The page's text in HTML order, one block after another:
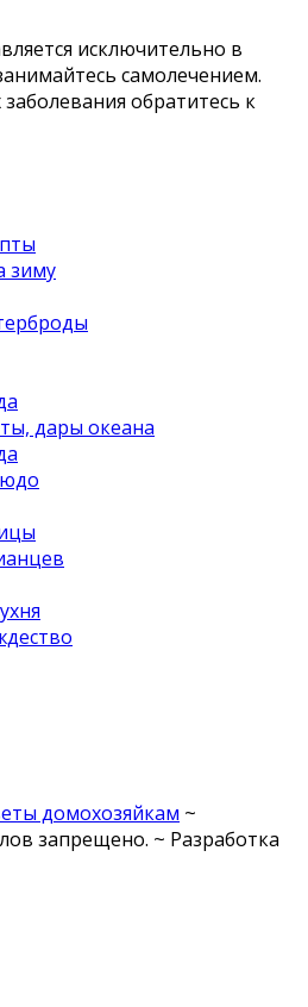
исключительно в
самолечением.
обратитесь к
зиму
дары океана
домохозяйкам ~
запрещено. ~ Разработка